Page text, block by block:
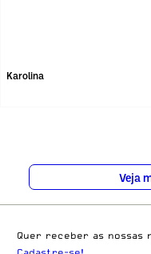
Karolina
Veja
Quer receber as nossas